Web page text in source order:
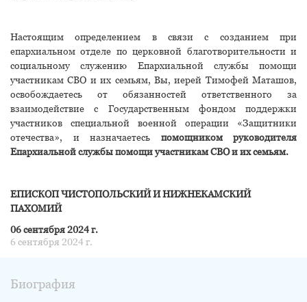
Настоящим определением в связи с созданием при
епархиальном отделе по церковной благотворительности и
социальному служению Епархиальной службы помощи
участникам СВО и их семьям, Вы, иерей Тимофей Маташов,
освобождаетесь от обязанностей ответственного за
взаимодействие с Государственным фондом поддержки
участников специальной военной операции «Защитники
отечества», и назначаетесь помощником руководителя
Епархиальной службы помощи участникам СВО и их семьям.
ЕПИСКОП ЧИСТОПОЛЬСКИЙ И НИЖНЕКАМСКИЙ
ПАХОМИЙ
06 сентября 2024 г.
6 сентября 2024 г.
Биография